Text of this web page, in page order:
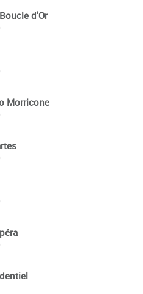
d'Or
Morricone